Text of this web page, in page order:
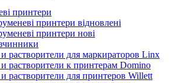
принтери
принтери відновлені
принтери нові
растворители для маркираторов Linx
растворители к принтерам Domino
растворители для принтеров Willett